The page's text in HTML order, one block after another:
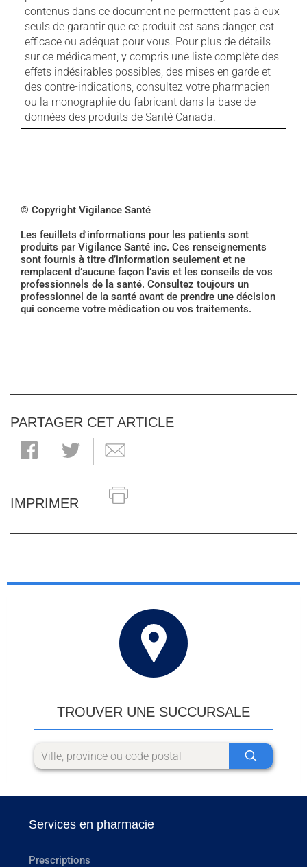
contenus dans ce document ne permettent pas à eux
seuls de garantir que ce produit est sans danger, est
efficace ou adéquat pour vous. Pour plus de détails
sur ce médicament, y compris une liste complète des
effets indésirables possibles, des mises en garde et
des contre-indications, consultez votre pharmacien
ou la monographie du fabricant dans la base de
données des produits de Santé Canada.
© Copyright Vigilance Santé
Les feuillets d'informations pour les patients sont
produits par Vigilance Santé inc. Ces renseignements
sont fournis à titre d’information seulement et ne
remplacent d’aucune façon l’avis et les conseils de vos
professionnels de la santé. Consultez toujours un
professionnel de la santé avant de prendre une décision
qui concerne votre médication ou vos traitements.
PARTAGER CET ARTICLE
IMPRIMER
TROUVER UNE SUCCURSALE
Services en pharmacie
Prescriptions